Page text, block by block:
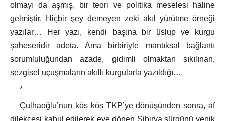
olmayı da aşmış, bir teori ve politika meselesi haline
gelmiştir. Hiçbir şey demeyen zeki akıl yürütme örneği
yazılar… Her yazı, kendi başına bir üslup ve kurgu
şaheseridir adeta. Ama birbiriyle mantıksal bağlantı
sorumluluğundan azade, gidimli olmaktan sıkılınan,
sezgisel uçuşmaların akıllı kurgularla yazıldığı…
*
Çulhaoğlu’nun kös kös TKP’ye dönüşünden sonra, af
dilekçesi kabul edilerek eve dönen Sibirya sürgünü yenik